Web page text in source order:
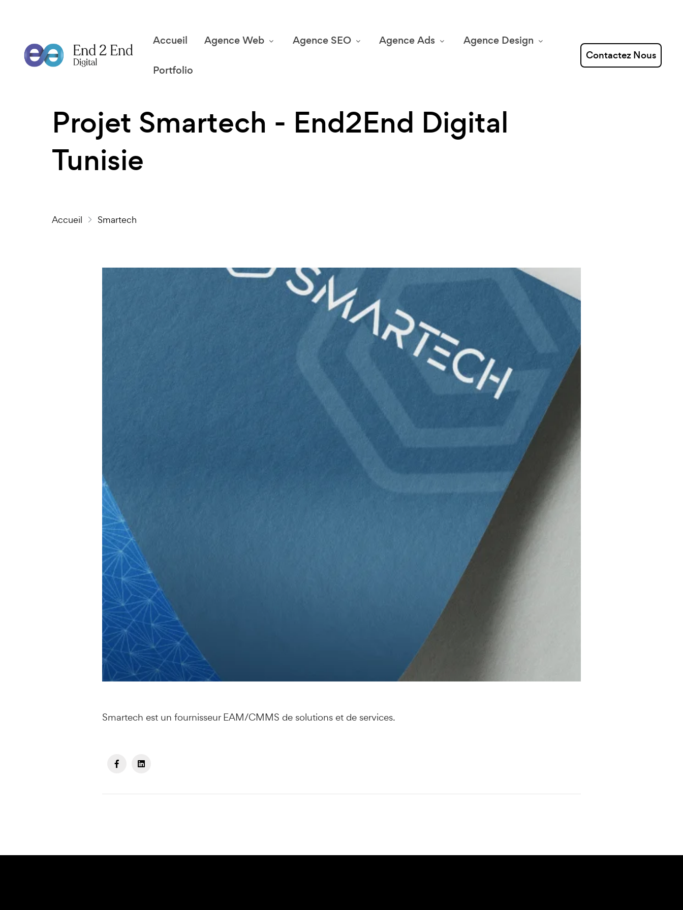
Accueil Agence Web Agence SEO Agence Ads Agence Design
Portfolio
Contactez Nous
Projet Smartech - End2End Digital
Tunisie
Accueil Smartech
Smartech est un fournisseur EAM/CMMS de solutions et de services.